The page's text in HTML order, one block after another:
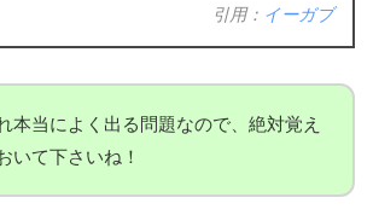
引用： イーガブ
本当によく出る問題なので、絶対覚え
いて下さいね！